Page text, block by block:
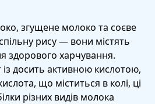
згущене молоко та соєве
рису — вони містять
здорового харчування.
досить активною кислотою,
що міститься в колі, ці
різних видів молока